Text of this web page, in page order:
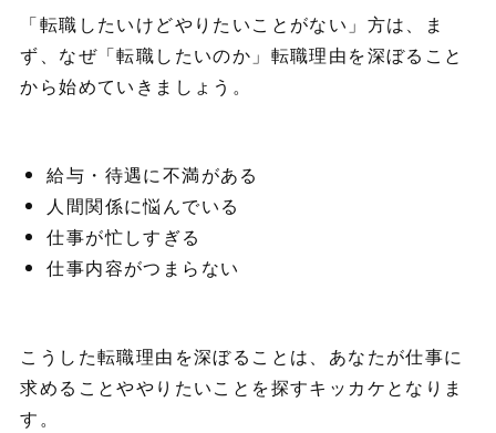
「転職したいけどやりたいことがない」方は、ま
ず、なぜ「転職したいのか」転職理由を深ぼること
から始めていきましょう。
給与・待遇に不満がある
人間関係に悩んでいる
仕事が忙しすぎる
仕事内容がつまらない
こうした転職理由を深ぼることは、あなたが仕事に
求めることややりたいことを探すキッカケとなりま
す。